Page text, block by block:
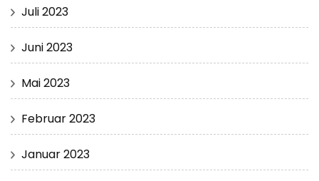
Juli 2023
Juni 2023
Mai 2023
Februar 2023
Januar 2023